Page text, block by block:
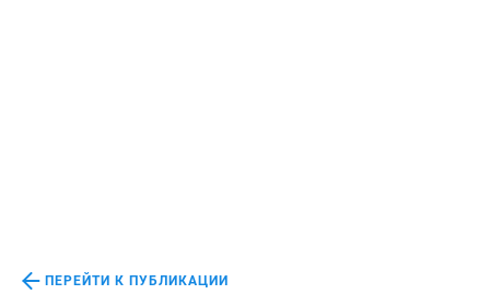
ПЕРЕЙТИ К ПУБЛИКАЦИИ